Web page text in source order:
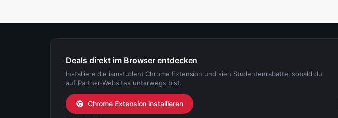
Deals direkt im Browser entdecken
Installiere die iamstudent Chrome Extension und sieh Studentenrabatte, sobald du
auf Partner-Websites unterwegs bist.
Chrome Extension installieren